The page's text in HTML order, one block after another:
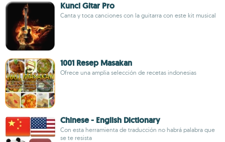
Kunci Gitar Pro
Canta y toca canciones con la guitarra con este kit musical
1001 Resep Masakan
Ofrece una amplia selección de recetas indonesias
Chinese - English Dictionary
Con esta herramienta de traducción no habrá palabra que
se te resista